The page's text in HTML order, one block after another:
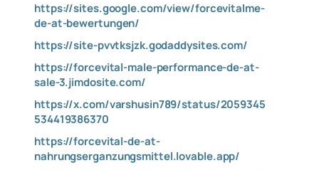
https://sites.google.com/view/forcevitalme-
de-at-bewertungen/
https://site-pvvtksjzk.godaddysites.com/
https://forcevital-male-performance-de-at-
sale-3.jimdosite.com/
https://x.com/varshusin789/status/2059345
534419386370
https://forcevital-de-at-
nahrungserganzungsmittel.lovable.app/